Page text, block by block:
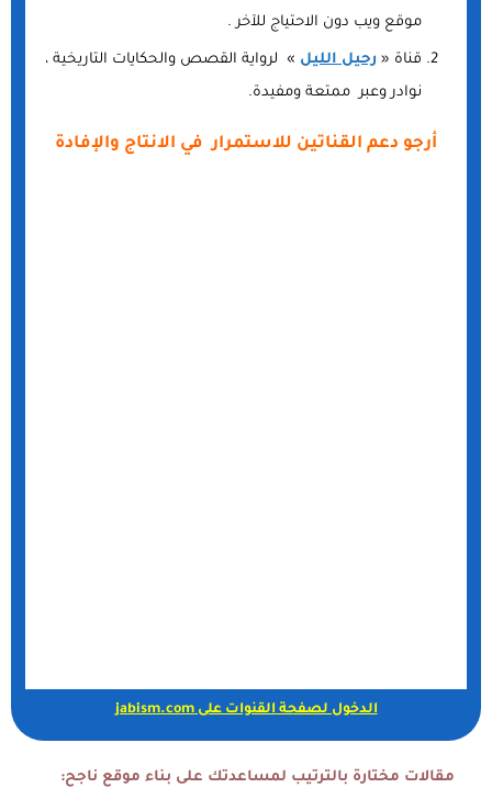
موقع ويب دون الاحتياج للآخر .
قناة « رحيل الليل » لرواية القصص والحكايات التاريخية ،
نوادر وعبر ممتعة ومفيدة.
أرجو دعم القناتين للاستمرار في الانتاج والإفادة
الدخول لصفحة القنوات على jabism.com
مقالات مختارة بالترتيب لمساعدتك على بناء موقع ناجح: